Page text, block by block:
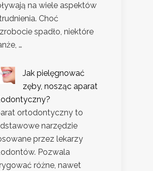
na wiele aspektów
Choć
spadło, niektóre
…
Jak pielęgnować
zęby, nosząc aparat
ortodontyczny to
narzędzie
przez lekarzy
Pozwala
różne, nawet